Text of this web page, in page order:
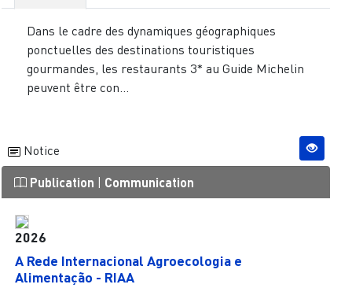
Dans le cadre des dynamiques géographiques
ponctuelles des destinations touristiques
gourmandes, les restaurants 3* au Guide Michelin
peuvent être con...
Notice
Publication Communication
2026
A Rede Internacional Agroecologia e
Alimentação - RIAA